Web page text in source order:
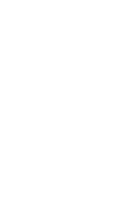
sous,